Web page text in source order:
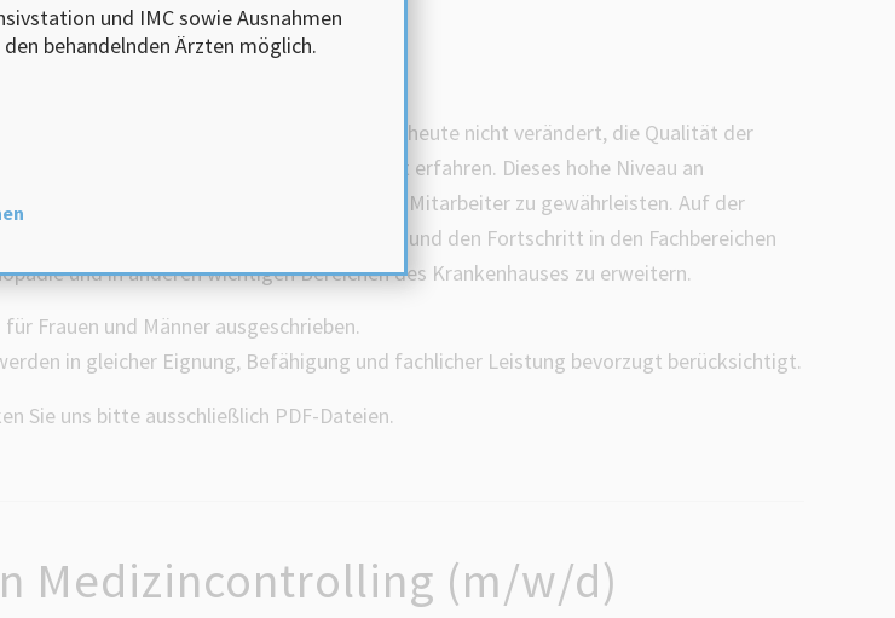
zu finden. Der Standort hat sich bis heute nicht verändert, die Qualität der
einen ständig wachsenden Fortschritt erfahren. Dieses hohe Niveau an
ist nur durch motivierte und geschulte Mitarbeiter zu gewährleisten. Auf der
die Möglichkeit unser Team zu verstärken und den Fortschritt in den Fachbereichen
und in anderen wichtigen Bereichen des Krankenhauses zu erweitern.
Frauen und Männer ausgeschrieben.
in gleicher Eignung, Befähigung und fachlicher Leistung bevorzugt berücksichtigt.
Sie uns bitte ausschließlich PDF-Dateien.
Medizincontrolling (m/w/d)
und IMC sowie Ausnahmen
behandelnden Ärzten möglich.